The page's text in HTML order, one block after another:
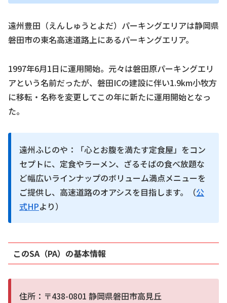
遠州豊田（えんしゅうとよだ）パーキングエリアは静岡県
磐田市の東名高速道路上にあるパーキングエリア。
1997年6月1日に運用開始。元々は磐田原パーキングエリ
アという名前だったが、磐田ICの建設に伴い1.9km小牧方
に移転・名称を変更してこの年に新たに運用開始となっ
た。
遠州ふじのや：「心とお腹を満たす定食屋」をコン
セプトに、定食やラーメン、ざるそばの食べ放題な
ど幅広いラインナップのボリューム満点メニューを
ご提供し、高速道路のオアシスを目指します。（公
式HPより）
このSA（PA）の基本情報
住所：〒438-0801 静岡県磐田市高見丘